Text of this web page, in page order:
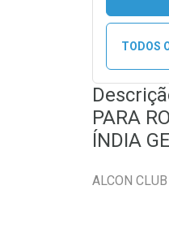
TODOS
PARA
ÍNDIA
ALCON